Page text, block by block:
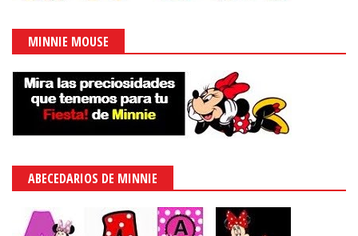
MINNIE MOUSE
ABECEDARIOS DE MINNIE